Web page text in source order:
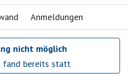
Anmeldungen
nicht möglich
fand bereits statt